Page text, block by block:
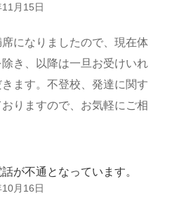
11月15日
になりましたので、現在体
き、以降は一旦お受けいれ
ます。不登校、発達に関す
りますので、お気軽にご相
が不通となっています。
10月16日